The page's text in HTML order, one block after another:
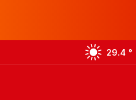
29.4 °